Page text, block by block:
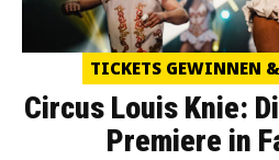
TICKETS GEWINNEN
Circus Louis Knie:
Premiere in